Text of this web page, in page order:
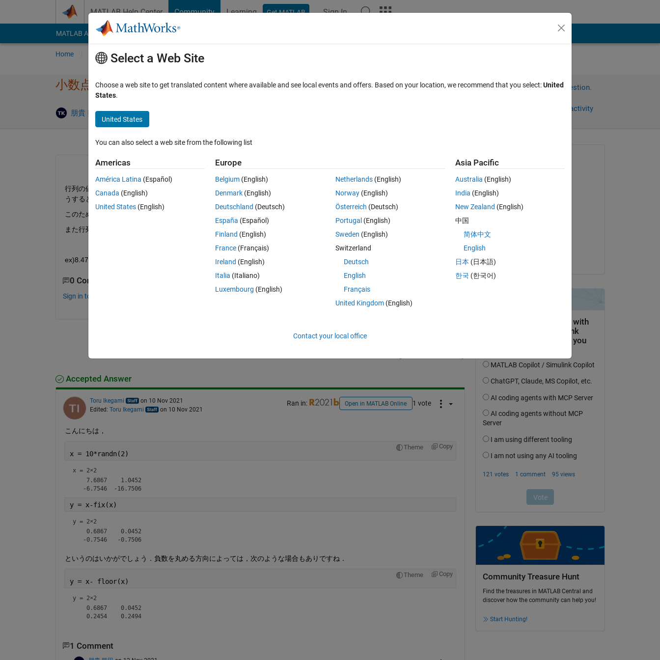
MATLAB Help Center Community Learning Get MATLAB Sign In
MATLAB Answers File Exchange Cody
Home Ask Answer Browse MATLAB FAQs
小数点以下の値だけ欲しい
朋貴 熊田 10 Nov 2021
Sign in to answer this question.
Sign in to follow activity
0 votes
行列の値の小数点以下の値だけを取り出したいです。最初は、8bitに変換して行列の引き算をすれば良いと考たのですが、そ
うすると四捨五入が起きてしまい実際の小数点以下の値だけを取り出すことが出来ないと気が付きました。
このため、四捨五入をせずに小数点以下を丸める方法がありましたらご教授願いたいです。
また行列の引き算出なくても、小数点以下の値だけを取り出せる方法がありましたら、ご教授お願いいたします。
ex)8.4779という値の小数点以下　0.4779という値だけ取り出したい
0 Comments
Sign in to comment.
Accepted Answer
Toru Ikegami
on 10 Nov 2021
Edited: Toru Ikegami on 10 Nov 2021
Ran in: Open in MATLAB Online 1 vote
こんにちは，
Theme Copy
x = 10*randn(2)
x = 2×2
    7.6867    1.0452
   -6.7546  -16.7506
y = x-fix(x)
y = 2×2
    0.6867    0.0452
   -0.7546   -0.7506
というのはいかがでしょう．負数を丸める方向によっては，次のような場合もありですね．
Theme Copy
y = x- floor(x)
y = 2×2
    0.6867    0.0452
    0.2454    0.2494
1 Comment
Asked:
on 10 Nov 2021
Edited:
Community Treasure Hunt
Find the treasures in MATLAB Central and
discover how the community can help you!
Start Hunting!
Select a Web Site
Choose a web site to get translated content where available and see local events and offers. Based on your location, we recommend that you select:United
States.
United States
You can also select a web site from the following list
Americas
América Latina (Español)
Canada (English)
United States (English)
Europe
Belgium (English)
Denmark (English)
Deutschland (Deutsch)
España (Español)
Finland (English)
France (Français)
Ireland (English)
Italia (Italiano)
Luxembourg (English)
Netherlands(English)
Norway(English)
Österreich (Deutsch)
Portugal (English)
Sweden (English)
Switzerland
Deutsch
English
Français
United Kingdom(English)
Asia Pacific
Australia (English)
India (English)
New Zealand (English)
中国
简体中文
English
日本 (日本語)
한국 (한국어)
Contact your local office